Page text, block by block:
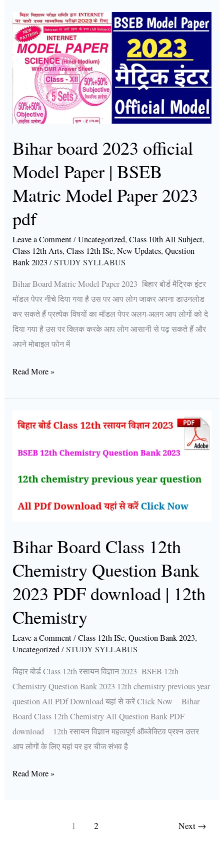
Bihar board 2023 official
Model Paper | BSEB
Matric Model Paper 2023
pdf
Leave a Comment/Uncategorized,Class 10th All Subject,
Class 12th Arts,Class 12th ISc,New Updates,Question
Bank 2023 /STUDY SYLLABUS
Bihar Board Matric Model Paper 2023 बिहार बोर्ड मैट्रिक इंटर
मॉडल पेपर नीचे दिया गया है उस पर आप लोग जाकर अपना डाउनलोड
कर सकते हैं प्रत्येक विषयों का मॉडल पेपर अलग-अलग आप लोगों को दे
दिया गया है उस पर क्लिक करके आप लोग आसानी से पढ़ सकते हैं और
अपने मोबाइल फोन में
Bihar
board
2023
official
Model
Paper
BSEB
Model
Paper
pdf
Read More »
Bihar Board Class 12th
Chemistry Question Bank
2023 PDF download | 12th
Chemistry
Leave a Comment/Class 12th ISc,Question Bank 2023,
Uncategorized/STUDY SYLLABUS
बिहार बोर्ड Class 12th रसायन विज्ञान 2023 BSEB 12th
Chemistry Question Bank 2023 12th chemistry previous year
question All PDf Download यहां से करें Click Now Bihar
Board Class 12th Chemistry All Question Bank PDF
download 12th रसायन विज्ञान महत्वपूर्ण ऑब्जेक्टिव प्रश्न उत्तर
आप लोगों के लिए यहां पर हर चीज संभव है
Bihar
Board
Class
Chemistry
Bank
download
|
Chemistry
Read More »
1 2 Next →